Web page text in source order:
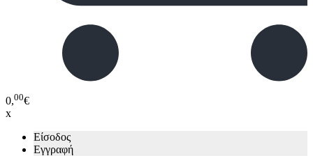
0,00€
x
Είσοδος
Εγγραφή